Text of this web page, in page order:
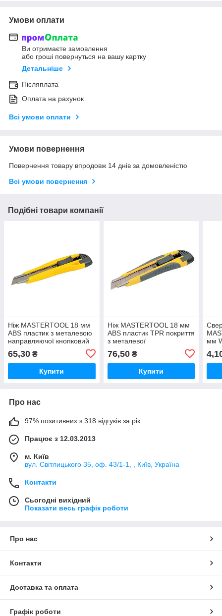
Умови оплати
Ви отримаєте замовлення
або гроші повернуться на вашу картку
Детальніше
Післяплата
Оплата на рахунок
Всі умови оплати
Умови повернення
Повернення товару впродовж 14 днів за домовленістю
Всі умови повернення
Подібні товари компанії
Ніж MASTERTOOL 18 мм
ABS пластик з металевою
направляючої кнопковий
65,30 ₴
Купити
Ніж MASTERTOOL 18 мм
ABS пластик TPR покриття
з металевої
направляючою кнопковий
фіксатор 3 леза
76,50₴
Купити
мм
Про нас
97% позитивних з 318 відгуків за рік
Працює з 12.03.2013
м. Київ
вул. Світлицького 35, оф. 43/1-1, , Київ, Україна
Контакти
Сьогодні вихідний
Показати весь графік роботи
Про нас
Контакти
Доставка та оплата
Графік роботи